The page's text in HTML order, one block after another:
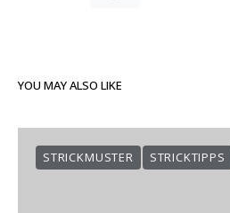
YOU MAY ALSO LIKE
STRICKMUSTER STRICKTIPPS